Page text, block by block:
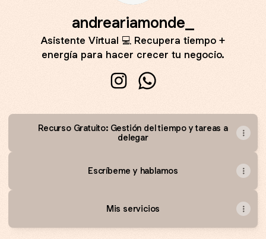
andreariamonde_
Asistente Virtual 💻 Recupera tiempo +
energía para hacer crecer tu negocio.
Recurso Gratuito: Gestión del tiempo y tareas a
delegar
Escríbeme y hablamos
Mis servicios